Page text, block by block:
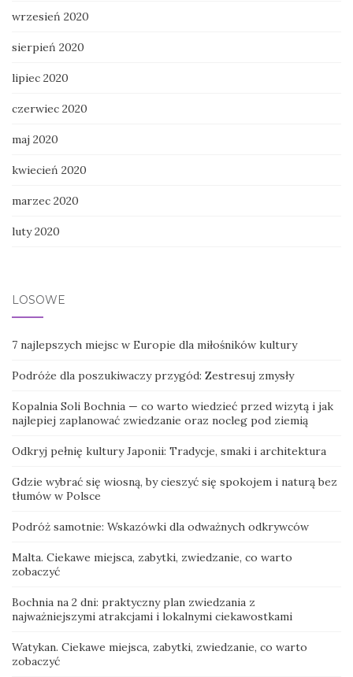
wrzesień 2020
sierpień 2020
lipiec 2020
czerwiec 2020
maj 2020
kwiecień 2020
marzec 2020
luty 2020
LOSOWE
7 najlepszych miejsc w Europie dla miłośników kultury
Podróże dla poszukiwaczy przygód: Zestresuj zmysły
Kopalnia Soli Bochnia — co warto wiedzieć przed wizytą i jak
najlepiej zaplanować zwiedzanie oraz nocleg pod ziemią
Odkryj pełnię kultury Japonii: Tradycje, smaki i architektura
Gdzie wybrać się wiosną, by cieszyć się spokojem i naturą bez
tłumów w Polsce
Podróż samotnie: Wskazówki dla odważnych odkrywców
Malta. Ciekawe miejsca, zabytki, zwiedzanie, co warto
zobaczyć
Bochnia na 2 dni: praktyczny plan zwiedzania z
najważniejszymi atrakcjami i lokalnymi ciekawostkami
Watykan. Ciekawe miejsca, zabytki, zwiedzanie, co warto
zobaczyć